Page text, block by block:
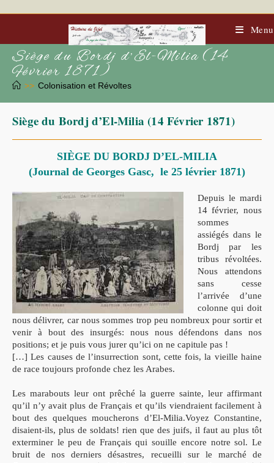
to
Menu
Siège du Bordj d’El-Milia (14
Février 1871)
>> Colonisation et Révoltes
Siège du Bordj d’El-Milia (14 Février 1871)
SIÈGE DU BORDJ D’EL-MILIA
(Journal de Georges Gasc, le 25 lévrier 1871)
Depuis le mardi
14 février, nous
sommes
assiégés dans le
Bordj par les
tribus révoltées.
Nous attendons
sans cesse
l’arrivée d’une
colonne qui doit
nous délivrer, car nous sommes trop peu nombreux pour sortir et
venir à bout des insurgés: nous nous défendons dans nos
positions; et je puis vous jurer qu’ici on ne capitule pas !
[…] Les causes de l’insurrection sont, cette fois, la vieille haine
de race toujours profonde chez les Arabes.
Les marabouts leur ont prêché la guerre sainte, leur affirmant
qu’il n’y avait plus de Français et qu’ils viendraient facilement à
bout des quelques moucherons d’El-Milia.Voyez Constantine,
disaient-ils, plus de soldats! rien que des juifs, il faut au plus tôt
exterminer le peu de Français qui souille encore notre sol. Le
bruit de nos derniers désastres, recueilli sur le marché de